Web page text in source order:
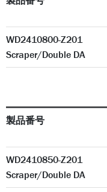
WD2410800-Z201
Scraper/Double DA
製品番号
WD2410850-Z201
Scraper/Double DA